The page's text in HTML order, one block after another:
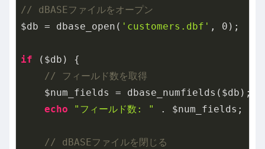
// dBASEファイルをオープン
$db = dbase_open( 'customers.dbf' , 0 );
if ($db) {
// フィールド数を取得
    $num_fields = dbase_numfields($db);
echo
"フィールド数: " . $num_fields;
// dBASEファイルを閉じる